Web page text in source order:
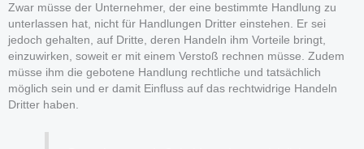
Zwar müsse der Unternehmer, der eine bestimmte Handlung zu
unterlassen hat, nicht für Handlungen Dritter einstehen. Er sei
jedoch gehalten, auf Dritte, deren Handeln ihm Vorteile bringt,
einzuwirken, soweit er mit einem Verstoß rechnen müsse. Zudem
müsse ihm die gebotene Handlung rechtliche und tatsächlich
möglich sein und er damit Einfluss auf das rechtwidrige Handeln
Dritter haben.